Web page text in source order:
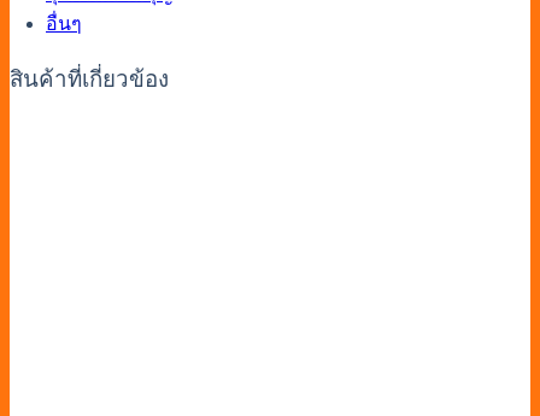
อื่นๆ
สินค้าที่เกี่ยวข้อง